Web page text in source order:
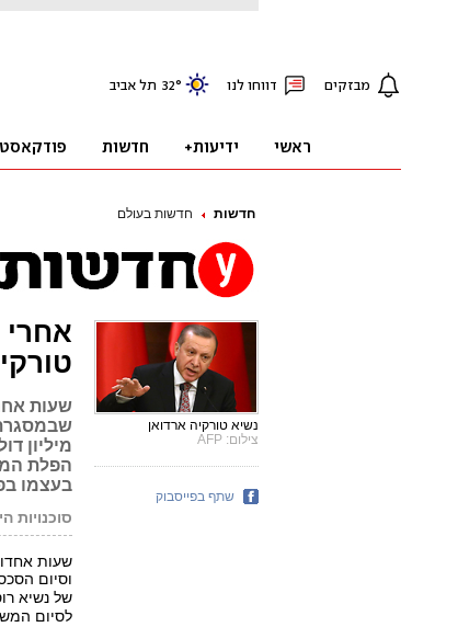
חדשות חדשות בעולם
שעות
מיליון
הפלת
בעצמו
סוכנויות
שעות
וסיום
של נשיא
לסיום
נשיא טורקיה ארדואן
צילום: AFP
שתף בפייסבוק